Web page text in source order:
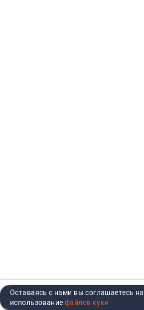
Главная Каталог Кабинет
Оставаясь с нами вы соглашаетесь на
использование